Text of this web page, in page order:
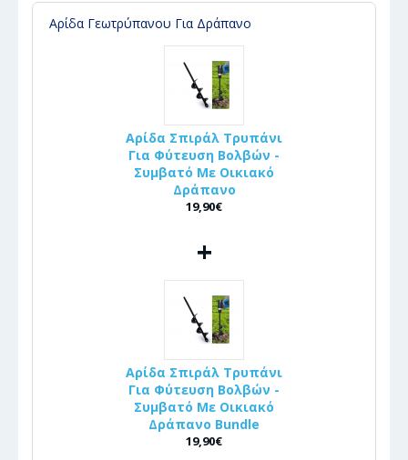
Αρίδα Γεωτρύπανου Για Δράπανο
Αρίδα Σπιράλ Τρυπάνι
Για Φύτευση Βολβών -
Συμβατό Με Οικιακό
Δράπανο
19,90€
+
Αρίδα Σπιράλ Τρυπάνι
Για Φύτευση Βολβών -
Συμβατό Με Οικιακό
Δράπανο Bundle
19,90€